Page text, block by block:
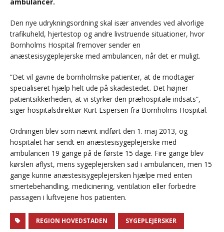
Den nye udrykningsordning skal især anvendes ved alvorlige
trafikuheld, hjertestop og andre livstruende situationer, hvor
Bornholms Hospital fremover sender en
anæstesisygeplejerske med ambulancen, når det er muligt.
”Det vil gavne de bornholmske patienter, at de modtager
specialiseret hjælp helt ude på skadestedet. Det højner
patientsikkerheden, at vi styrker den præhospitale indsats”,
siger hospitalsdirektør Kurt Espersen fra Bornholms Hospital.
Ordningen blev som nævnt indført den 1. maj 2013, og
hospitalet har sendt en anæstesisygeplejerske med
ambulancen 19 gange på de første 15 dage. Fire gange blev
kørslen aflyst, mens sygeplejersken sad i ambulancen, men 15
gange kunne anæstesisygeplejersken hjælpe med enten
smertebehandling, medicinering, ventilation eller forbedre
passagen i luftvejene hos patienten.
REGION HOVEDSTADEN SYGEPLEJERSKER